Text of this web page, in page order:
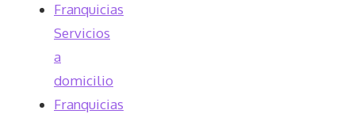
Franquicias
Servicios
a
domicilio
Franquicias